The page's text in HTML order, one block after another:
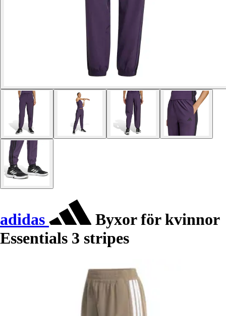
adidas
Byxor för kvinnor
Essentials 3 stripes